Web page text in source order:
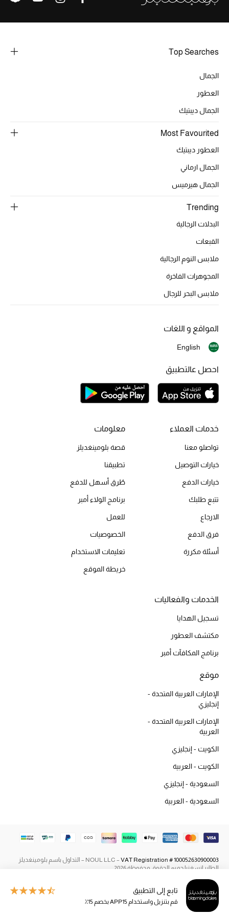
هدايا للنساء
جميع الملابس النسائية
جميع الأحذية النسائية
موضة نسائية
الموسم الجديد
دليل ملتزمات الحقائب
حقائب الأطفال
أبرز المصممين
دليل ملتزمات الحقائب
تسوقوا الحقائب
أحذية النسائية
أبرز المصممين
تشكيلة الأحذية
أحذية مختارة
تسوقوا الأحذية
الجديد في عالم الجمال
المكياج
تابع إلى التطبيق
قم بتنزيل واستخدام APP15 بخصم 15٪
Top Searches
الجمال
العطور
الجمال ديبتيك
Most Favourited
العطور ديبتيك
الجمال ارماني
الجمال هيرميس
Trending
البدلات الرجالية
القبعات
ملابس النوم الرجالية
المجوهرات الفاخرة
ملابس البحر للرجال
خدمات العملاء
تواصلو معنا
خيارات التوصيل
خيارات الدفع
تتبع طلبك
الارجاع
فرق الدفع
أسئلة مكررة
معلومات
قصة بلومينغديلز
تطبيقنا
طُرق أسهل للدفع
برنامج الولاء أمبر
للعمل
الخصوصيات
تعليمات الاستخدام
خريطة الموقع
الخدمات والفعاليات
تسجيل الهدايا
مكتشف العطور
برنامج المكافآت أمبر
موقع
الإمارات العربية المتحدة -
إنجليزي
الإمارات العربية المتحدة -
العربية
الكويت - إنجليزي
الكويت - العربية
السعودية - إنجليزي
السعودية - العربية
المواقع و اللغات
English
احصل عالتطبيق
NOUL LLC –VAT Registration # 100052630900003
– التداول باسم بلومينغديلز
الطاير إنسغنيا جميع الحقوق محفوظة 2026